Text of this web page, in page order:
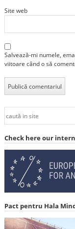
Site web
Salvează-mi numele,
viitoare când o să
Check here our
Pact pentru Hala